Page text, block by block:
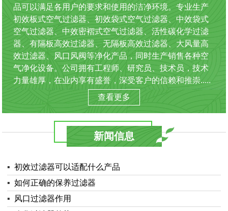
品可以满足各用户的要求和使用的洁净环境。专业生产
初效板式空气过滤器、初效袋式空气过滤器、中效袋式
空气过滤器、中效密褶式空气过滤器、活性碳化学过滤
器、有隔板高效过滤器、无隔板高效过滤器、大风量高
效过滤器、风口风阀等净化产品，同时生产销售各种空
气净化设备。公司拥有工程师、研究员、技术员，技术
力量雄厚，在业内享有盛誉，深受客户的信赖和推崇.....
查看更多
新闻信息
▪ 初效过滤器可以适配什么产品
▪ 如何正确的保养过滤器
▪
风口过滤器作用